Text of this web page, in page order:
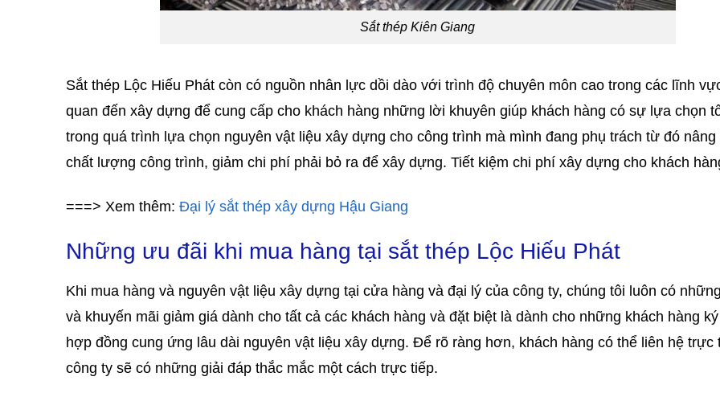
Sắt thép Kiên Giang
Sắt thép Lộc Hiếu Phát còn có nguồn nhân lực dồi dào với trình độ chuyên môn cao trong các lĩnh
quan đến xây dựng để cung cấp cho khách hàng những lời khuyên giúp khách hàng có sự lựa chọn
trong quá trình lựa chọn nguyên vật liệu xây dựng cho công trình mà mình đang phụ trách từ đó nâng
chất lượng công trình, giảm chi phí phải bỏ ra để xây dựng. Tiết kiệm chi phí xây dựng cho khách
===> Xem thêm: Đại lý sắt thép xây dựng Hậu Giang
Những ưu đãi khi mua hàng tại sắt thép Lộc Hiếu Phát
Khi mua hàng và nguyên vật liệu xây dựng tại cửa hàng và đại lý của công ty, chúng tôi luôn có
và khuyến mãi giảm giá dành cho tất cả các khách hàng và đặt biệt là dành cho những khách hàng
hợp đồng cung ứng lâu dài nguyên vật liệu xây dựng. Để rõ ràng hơn, khách hàng có thể liên hệ trực
công ty sẽ có những giải đáp thắc mắc một cách trực tiếp.